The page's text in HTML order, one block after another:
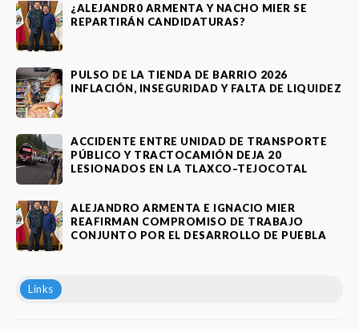
¿ALEJANDR0 ARMENTA Y NACHO MIER SE
REPARTIRÁN CANDIDATURAS?
PULSO DE LA TIENDA DE BARRIO 2026
INFLACIÓN, INSEGURIDAD Y FALTA DE LIQUIDEZ
ACCIDENTE ENTRE UNIDAD DE TRANSPORTE
PÚBLICO Y TRACTOCAMIÓN DEJA 20
LESIONADOS EN LA TLAXCO–TEJOCOTAL
ALEJANDRO ARMENTA E IGNACIO MIER
REAFIRMAN COMPROMISO DE TRABAJO
CONJUNTO POR EL DESARROLLO DE PUEBLA
Links